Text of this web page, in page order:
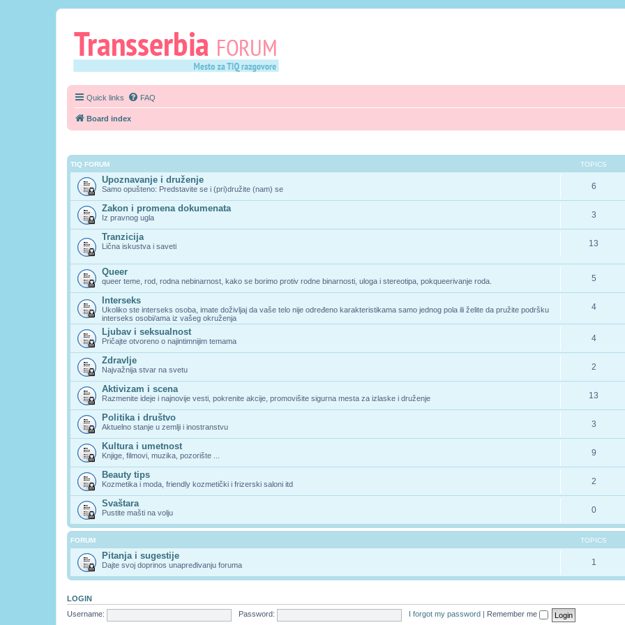
Quick links FAQ
Board index
TIQ FORUM TOPICS
Upoznavanje i druženje
Samo opušteno: Predstavite se i (pri)družite (nam) se 6
Zakon i promena dokumenata
Iz pravnog ugla 3
Tranzicija
Lična iskustva i saveti 13
Queer
queer teme, rod, rodna nebinarnost, kako se borimo protiv rodne binarnosti, uloga i stereotipa, pokqueerivanje roda. 5
Interseks
Ukoliko ste interseks osoba, imate doživljaj da vaše telo nije određeno karakteristikama samo jednog pola ili želite da pružite podršku
interseks osobi/ama iz vašeg okruženja
4
Ljubav i seksualnost
Pričajte otvoreno o najintimnijim temama 4
Zdravlje
Najvažnija stvar na svetu 2
Aktivizam i scena
Razmenite ideje i najnovije vesti, pokrenite akcije, promovišite sigurna mesta za izlaske i druženje 13
Politika i društvo
Aktuelno stanje u zemlji i inostranstvu 3
Kultura i umetnost
Knjige, filmovi, muzika, pozorište ... 9
Beauty tips
Kozmetika i moda, friendly kozmetički i frizerski saloni itd 2
Svaštara
Pustite mašti na volju 0
FORUM TOPICS
Pitanja i sugestije
Dajte svoj doprinos unapređivanju foruma 1
LOGIN
Username:
Password: I forgot my password Remember me